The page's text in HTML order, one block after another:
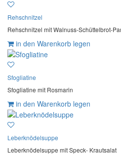
Rehschnitzel
Rehschnitzel mit Walnuss-Schüttelbrot-
in den Warenkorb legen
Sfogliatine
Sfogliatine mit Rosmarin
in den Warenkorb legen
Leberknödelsuppe
Leberknödelsuppe mit Speck- Krautsalat